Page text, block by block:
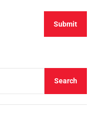
Search